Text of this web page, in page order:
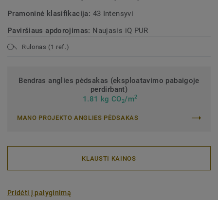
Pramoninė klasifikacija: 43 Intensyvi
Paviršiaus apdorojimas: Naujasis iQ PUR
Rulonas (1 ref.)
Bendras anglies pėdsakas (eksploatavimo pabaigoje
perdirbant)
1.81 kg CO2/m2
MANO PROJEKTO ANGLIES PĖDSAKAS
KLAUSTI KAINOS
Pridėti į palyginimą